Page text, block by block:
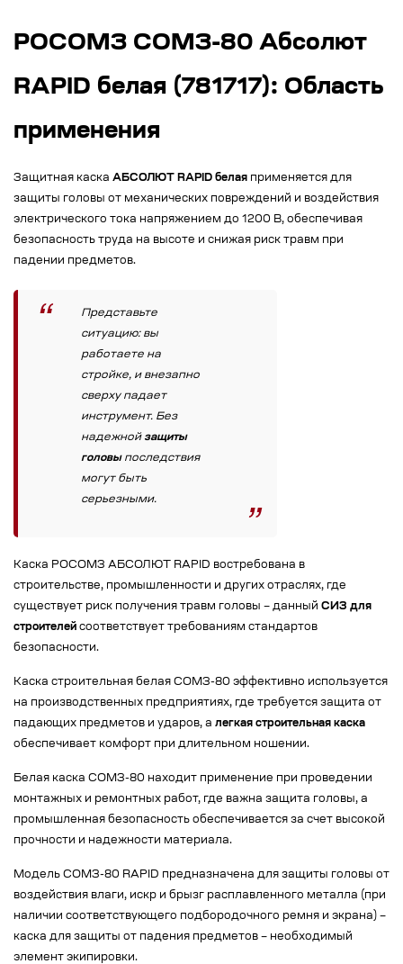
РОСОМЗ СОМЗ-80 Абсолют
RAPID белая (781717): Область
применения
Защитная каска АБСОЛЮТ RAPID белая применяется для
защиты головы от механических повреждений и воздействия
электрического тока напряжением до 1200 В, обеспечивая
безопасность труда на высоте и снижая риск травм при
падении предметов.
Представьте
ситуацию: вы
работаете на
стройке, и внезапно
сверху падает
инструмент. Без
надежной защиты
головыпоследствия
могут быть
серьезными.
Каска РОСОМЗ АБСОЛЮТ RAPID востребована в
строительстве, промышленности и других отраслях, где
существует риск получения травм головы – данный СИЗ для
строителей соответствует требованиям стандартов
безопасности.
Каска строительная белая СОМЗ-80 эффективно используется
на производственных предприятиях, где требуется защита от
падающих предметов и ударов, а легкая строительная каска
обеспечивает комфорт при длительном ношении.
Белая каска СОМЗ-80 находит применение при проведении
монтажных и ремонтных работ, где важна защита головы, а
промышленная безопасность обеспечивается за счет высокой
прочности и надежности материала.
Модель СОМЗ-80 RAPID предназначена для защиты головы от
воздействия влаги, искр и брызг расплавленного металла (при
наличии соответствующего подбородочного ремня и экрана) –
каска для защиты от падения предметов – необходимый
элемент экипировки.